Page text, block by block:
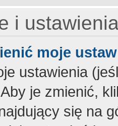
i
moje
ustawienia
je zmienić,
się na